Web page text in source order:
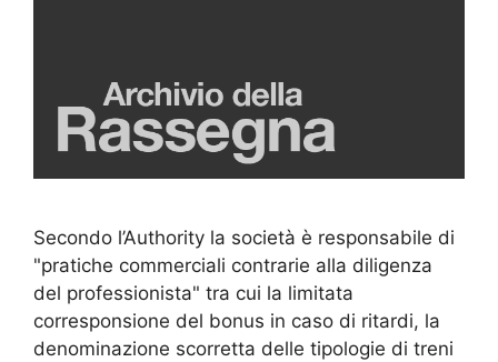
Secondo l’Authority la società è responsabile di
"pratiche commerciali contrarie alla diligenza
del professionista" tra cui la limitata
corresponsione del bonus in caso di ritardi, la
denominazione scorretta delle tipologie di treni